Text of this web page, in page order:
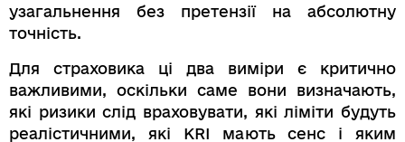
узагальнення без претензії на абсолютну
точність.
Для страховика ці два виміри є критично
важливими, оскільки саме вони визначають,
які ризики слід враховувати, які ліміти будуть
реалістичними, які KRI мають сенс і яким